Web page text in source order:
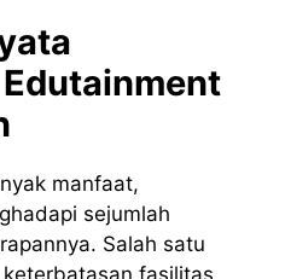
manfaat,
sejumlah
Salah satu
fasilitas